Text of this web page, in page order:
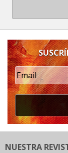
NUESTRA